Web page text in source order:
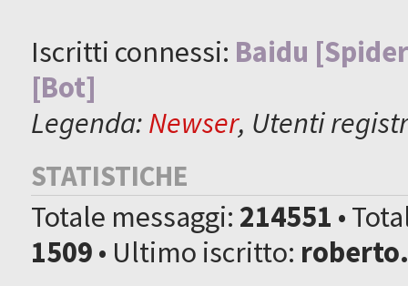
Iscritti connessi: Baidu
[Bot]
Legenda:Newser, Utenti
STATISTICHE
Totale messaggi: 214551 •
1509• Ultimo iscritto: